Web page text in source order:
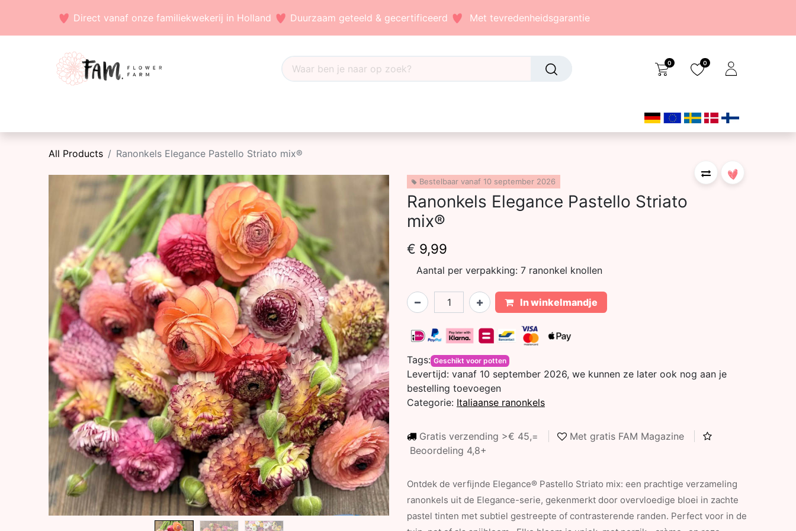
Direct vanaf onze familiekwekerij in Holland Duurzaam geteeld & gecertificeerd Met tevredenheidsgarantie
0 0
All Products Ranonkels Elegance Pastello Striato mix®
Bestelbaar vanaf 10 september 2026
Ranonkels Elegance Pastello Striato
mix®
€ 9,99
Aantal per verpakking: 7 ranonkel knollen
In winkelmandje
Tags: Geschikt voor potten
Levertijd: vanaf 10 september 2026, we kunnen ze later ook nog aan je
bestelling toevoegen
Categorie: Italiaanse ranonkels
Gratis verzending >€ 45,=
Met gratis FAM Magazine
Beoordeling 4,8+
Ontdek de verfijnde Elegance® Pastello Striato mix: een prachtige verzameling
ranonkels uit de Elegance-serie, gekenmerkt door overvloedige bloei in zachte
pastel tinten met subtiel gestreepte of contrasterende randen. Perfect voor in de